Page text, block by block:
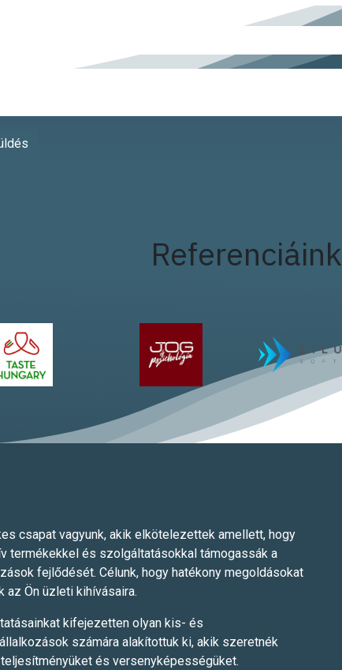
Referenciáink
csapat vagyunk, akik elkötelezettek amellett, hogy
termékekkel és szolgáltatásokkal támogassák a
fejlődését. Célunk, hogy hatékony megoldásokat
az Ön üzleti kihívásaira.
kifejezetten olyan kis- és
számára alakítottuk ki, akik szeretnék
és versenyképességüket.